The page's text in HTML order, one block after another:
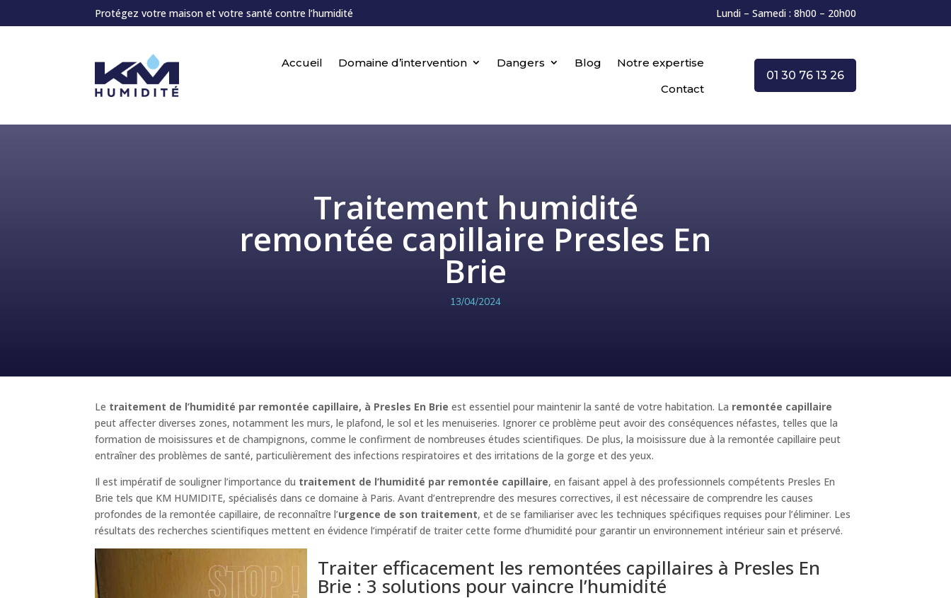
Protégez votre maison et votre santé contre l’humidité Lundi – Samedi : 8h00 – 20h00
Accueil Domaine d’intervention Dangers Blog
Notre expertise
Contact
01 30 76 13 26
Traitement humidité
remontée capillaire Presles En
Brie
13/04/2024
Le traitement de l’humidité par remontée capillaire, à Presles En Brie est essentiel pour maintenir la santé de votre habitation. La remontée capillaire
peut affecter diverses zones, notamment les murs, le plafond, le sol et les menuiseries. Ignorer ce problème peut avoir des conséquences néfastes, telles que la
formation de moisissures et de champignons, comme le confirment de nombreuses études scientifiques. De plus, la moisissure due à la remontée capillaire peut
entraîner des problèmes de santé, particulièrement des infections respiratoires et des irritations de la gorge et des yeux.
Il est impératif de souligner l’importance du traitement de l’humidité par remontée capillaire, en faisant appel à des professionnels compétents Presles En
Brie tels que KM HUMIDITE, spécialisés dans ce domaine à Paris. Avant d’entreprendre des mesures correctives, il est nécessaire de comprendre les causes
profondes de la remontée capillaire, de reconnaître l’urgence de son traitement, et de se familiariser avec les techniques spécifiques requises pour l’éliminer. Les
résultats des recherches scientifiques mettent en évidence l’impératif de traiter cette forme d’humidité pour garantir un environnement intérieur sain et préservé.
Traiter efficacement les remontées capillaires à Presles En
Brie : 3 solutions pour vaincre l’humidité